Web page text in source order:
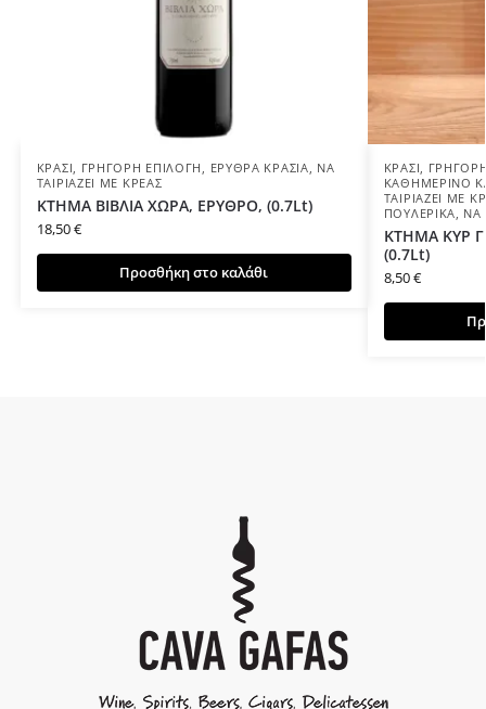
ΚΡΑΣΊ, ΓΡΉΓΟΡΗ ΕΠΙΛΟΓΉ , ΕΡΥΘΡΆ ΚΡΑΣΙΆ, ΝΑ
ΤΑΙΡΙΆΖΕΙ ΜΕ ΚΡΈΑΣ
ΚΤΗΜΑ ΒΙΒΛΙΑ ΧΩΡΑ, ΕΡΥΘΡΟ, (0.7Lt)
18,50€
Προσθήκη στο καλάθι
ΚΡΑΣΊ,
ΚΑΘΗΜΕΡΙΝΌ
ΤΑΙΡΙΆΖΕΙ ΜΕ
ΠΟΥΛΕΡΙΚΆ, ΝΑ
ΚΤΗΜΑ ΚΥΡ
(0.7Lt)
8,50€